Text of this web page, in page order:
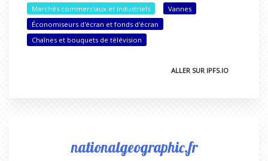
Marchés commerciaux et industriels
Vannes
Économiseurs d'écran et fonds d'écran
Chaînes et bouquets de télévision
ALLER SUR IPFS.IO
nationalgeographic.fr